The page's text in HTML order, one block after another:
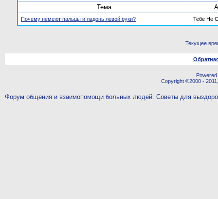
Тема
Почему немеют пальцы и ладонь левой руки? Тебе Не
Текущее
Copyright ©2000 -
Форум общения и взаимопомощи больных людей. Советы для